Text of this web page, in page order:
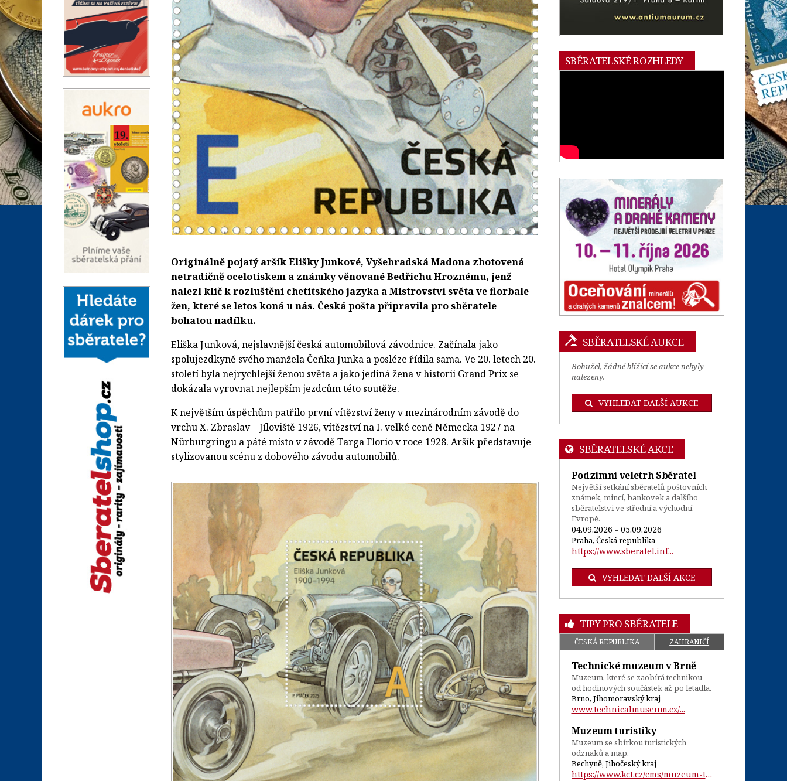
Originálně pojatý aršík Elišky Junkové, Vyšehradská Madona zhotovená
netradičně ocelotiskem a známky věnované Bedřichu Hroznému, jenž
nalezl klíč k rozluštění chetitského jazyka a Mistrovství světa ve florbale
žen, které se letos koná u nás. Česká pošta připravila pro sběratele
bohatou nadílku.
Eliška Junková, nejslavnější česká automobilová závodnice. Začínala jako
spolujezdkyně svého manžela Čeňka Junka a posléze řídila sama. Ve 20. letech 20.
století byla nejrychlejší ženou světa a jako jediná žena v historii Grand Prix se
dokázala vyrovnat nejlepším jezdcům této soutěže.
K největším úspěchům patřilo první vítězství ženy v mezinárodním závodě do
vrchu X. Zbraslav – Jíloviště 1926, vítězství na I. velké ceně Německa 1927 na
Nürburgringu a páté místo v závodě Targa Florio v roce 1928. Aršík představuje
stylizovanou scénu z dobového závodu automobilů.
SBĚRATELSKÉ ROZHLEDY
SBĚRATELSKÉ AUKCE
Bohužel, žádné blížící se aukce nebyly
nalezeny.
VYHLEDAT DALŠÍ AUKCE
SBĚRATELSKÉ AKCE
Podzimní veletrh Sběratel
Největší setkání sběratelů poštovních
známek, mincí, bankovek a dalšího
sběratelstvi ve střední a východní
Evropě.
04.09.2026 - 05.09.2026
Praha, Česká republika
https://www.sberatel.inf...
VYHLEDAT DALŠÍ AKCE
TIPY PRO SBĚRATELE
ČESKÁ REPUBLIKA ZAHRANIČÍ
Technické muzeum v Brně
Muzeum, které se zaobírá technikou
od hodinových součástek až po letadla.
Brno, Jihomoravský kraj
www.technicalmuseum.cz/...
Muzeum turistiky
Muzeum se sbírkou turistických
odznaků a map.
Bechyně, Jihočeský kraj
https://www.kct.cz/cms/muzeum-turistiky-...